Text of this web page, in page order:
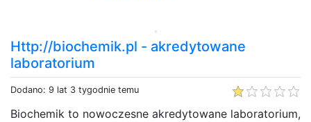
Http://biochemik.pl - akredytowane
laboratorium
Dodano: 9 lat 3 tygodnie temu
Biochemik to nowoczesne akredytowane laboratorium,